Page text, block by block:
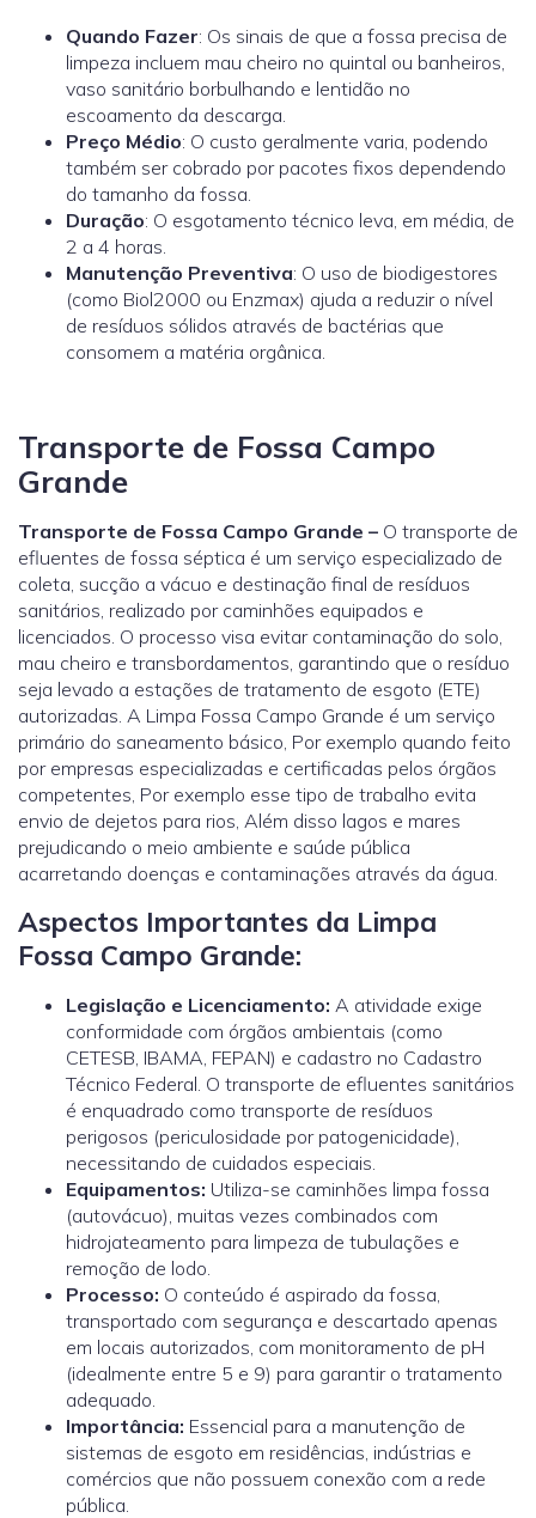
Quando Fazer: Os sinais de que a fossa precisa de
limpeza incluem mau cheiro no quintal ou banheiros,
vaso sanitário borbulhando e lentidão no
escoamento da descarga.
Preço Médio: O custo geralmente varia, podendo
também ser cobrado por pacotes fixos dependendo
do tamanho da fossa.
Duração: O esgotamento técnico leva, em média, de
2 a 4 horas.
Manutenção Preventiva: O uso de biodigestores
(como Biol2000 ou Enzmax) ajuda a reduzir o nível
de resíduos sólidos através de bactérias que
consomem a matéria orgânica.
Transporte de Fossa Campo
Grande
Transporte de Fossa Campo Grande – O transporte de
efluentes de fossa séptica é um serviço especializado de
coleta, sucção a vácuo e destinação final de resíduos
sanitários, realizado por caminhões equipados e
licenciados. O processo visa evitar contaminação do solo,
mau cheiro e transbordamentos, garantindo que o resíduo
seja levado a estações de tratamento de esgoto (ETE)
autorizadas. A Limpa Fossa Campo Grande é um serviço
primário do saneamento básico, Por exemplo quando feito
por empresas especializadas e certificadas pelos órgãos
competentes, Por exemplo esse tipo de trabalho evita
envio de dejetos para rios, Além disso lagos e mares
prejudicando o meio ambiente e saúde pública
acarretando doenças e contaminações através da água.
Aspectos Importantes da Limpa
Fossa Campo Grande:
Legislação e Licenciamento: A atividade exige
conformidade com órgãos ambientais (como
CETESB, IBAMA, FEPAN) e cadastro no Cadastro
Técnico Federal. O transporte de efluentes sanitários
é enquadrado como transporte de resíduos
perigosos (periculosidade por patogenicidade),
necessitando de cuidados especiais.
Equipamentos: Utiliza-se caminhões limpa fossa
(autovácuo), muitas vezes combinados com
hidrojateamento para limpeza de tubulações e
remoção de lodo.
Processo: O conteúdo é aspirado da fossa,
transportado com segurança e descartado apenas
em locais autorizados, com monitoramento de pH
(idealmente entre 5 e 9) para garantir o tratamento
adequado.
Importância: Essencial para a manutenção de
sistemas de esgoto em residências, indústrias e
comércios que não possuem conexão com a rede
pública.